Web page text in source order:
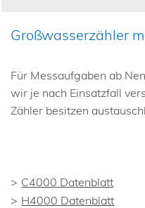
Großwasserzähler
Für Messaufgaben ab
wir je nach Einsatzfall
Zähler besitzen
C4000 Datenblatt
H4000 Datenblatt